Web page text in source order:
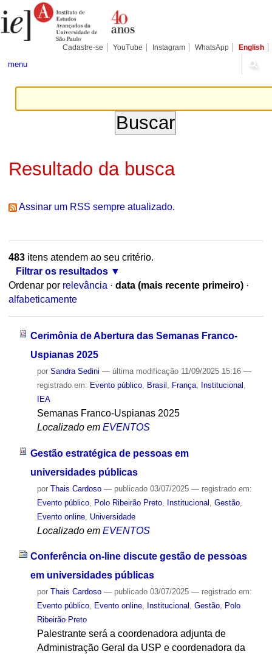
para
conteúdo.
Pessoais
Cadastre-se YouTube Instagram WhatsApp English
menu
Resultado da busca
Assinar um RSS sempre atualizado.
483itens atendem ao seu critério.
Filtrar os resultados
Ordenar por relevância · data (mais recente primeiro) ·
alfabeticamente
Cerimônia de Abertura das Semanas Franco-
Uspianas 2025
por Sandra Sedini — última modificação11/09/2025 15:16 —
registrado em: Evento público, Brasil França, Institucional
IEA
Semanas Franco-Uspianas 2025
Localizado em EVENTOS
Gestão estratégica de pessoas em
universidades públicas
por Thais Cardoso — publicado03/07/2025 — registrado em:
Evento público, Polo Ribeirão Preto, Institucional Gestão,
Evento online, Universidade
Localizado em EVENTOS
Conferência on-line discute gestão de pessoas
em universidades públicas
por Thais Cardoso — publicado03/07/2025 — registrado em:
Evento público, Evento online, Institucional , Gestão, Polo
Ribeirão Preto
Palestrante será a coordenadora adjunta de
Administração Geral da USP e coordenadora da